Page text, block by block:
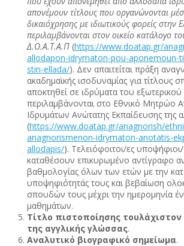
απονέμουν τίτλους που οργανώνονται
δικαιόχρησης με ιδιωτικούς φορείς στην
περιλαμβάνονται στον οικείο κατάλογο
Δ.Ο.Α.Τ.Α.Π (https://www.doatap.gr/
allodapon-idrymaton-pou-aponemoun-
stin-ellada/). Δεν απαιτείται πράξη
ακαδημαϊκής ισοδυναμίας για
αποκτηθεί σε ιδρύματα του
περιλαμβάνονται στο Εθνικό Μητρώο
Ιδρυμάτων Ανώτατης Εκπαίδευσης της
(https://www.doatap.gr/anagnorish/
anagnorismenon-idrymaton-anotatis-
allodapis/). Τελειόφοιτοι/ες
καταθέσουν επικυρωμένο αντίγραφο
βαθμολογίας όλων των ετών με την
υποψηφιότητάς τους και βεβαίωση
σπουδών τους μέχρι την ημερομηνία
μαθημάτων.
Τίτλο πιστοποίησης
της αγγλικής γλώσσας.
Αναλυτικό βιογραφικό σημείωμα.